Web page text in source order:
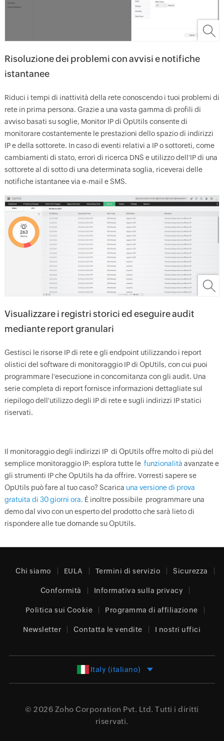
Risoluzione dei problemi con avvisi e notifiche
istantanee
Riduci i tempi di inattività della rete conoscendo i tuoi problemi di
rete in prima persona. Grazie a una vasta gamma di profili di
avviso basati su soglie, Monitor IP di OpUtils consente di
monitorare costantemente le prestazioni dello spazio di indirizzi
IP e della sottorete. In caso di eventi relativi a IP o sottoreti, come
cambiamenti di stato, errori di ricerca DNS e utilizzo dell'IP di una
sottorete al di sotto di una determinata soglia, riceverai delle
notifiche istantanee via e-mail e SMS.
Visualizzare i registri storici ed eseguire audit
mediante report granulari
Gestisci le risorse IP di rete e gli endpoint utilizzando i report
olistici del software di monitoraggio IP di OpUtils, con cui puoi
programmare l'esecuzione in concomitanza con gli audit. Una
serie completa di report fornisce informazioni dettagliate sul
riepilogo dell'utilizzo degli IP di rete e sugli indirizzi IP statici
riservati.
Il monitoraggio degli indirizzi IP di OpUtils offre molto di più del
semplice monitoraggio IP: esplora tutte le funzionalità avanzate e
gli strumenti IP che OpUtils ha da offrire. Vorresti sapere se
OpUtils può fare al tuo caso? Scarica una versione di prova
gratuita di 30 giorni ora. È inoltre possibile programmare una
demo dal vivo con un esperto del prodottoche sarà lieto di
rispondere alle tue domande su OpUtils.
Chi siamo EULA Termini di servizio Sicurezza
Conformità Informativa sulla privacy
Politica sui Cookie Programma di affiliazione
Newsletter Contatta le vendite I nostri uffici
Italy (italiano)
© 2026 Zoho Corporation Pvt. Ltd. Tutti i diritti
riservati.